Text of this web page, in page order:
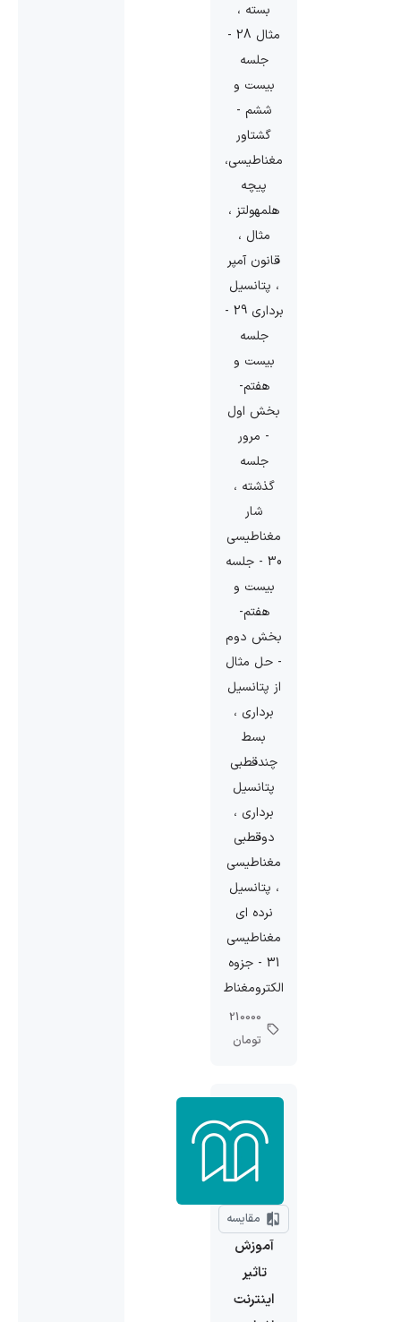
بسته ،
مثال 28 -
جلسه
بیست و
ششم -
گشتاور
مغناطیسی،
پیچه
هلمهولتز ،
مثال ،
قانون آمپر
، پتانسیل
برداری 29 -
جلسه
بیست و
هفتم-
بخش اول
- مرور
جلسه
گذشته ،
شار
مغناطیسی
30 - جلسه
بیست و
هفتم-
بخش دوم
- حل مثال
از پتانسیل
برداری ،
بسط
چندقطبی
پتانسیل
برداری ،
دوقطبی
مغناطیسی
، پتانسیل
نرده ای
مغناطیسی
31 - جزوه
الکترومغناطیس
210000
تومان
مقایسه
آموزش
تاثیر
اینترنت